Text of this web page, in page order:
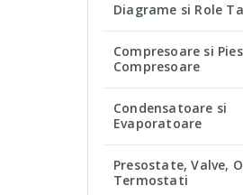
Diagrame si Role
Compresoare si
Compresoare
Condensatoare si
Evaporatoare
Presostate, Valve,
Termostati